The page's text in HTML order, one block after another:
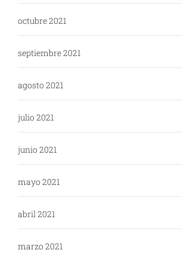
octubre 2021
septiembre 2021
agosto 2021
julio 2021
junio 2021
mayo 2021
abril 2021
marzo 2021